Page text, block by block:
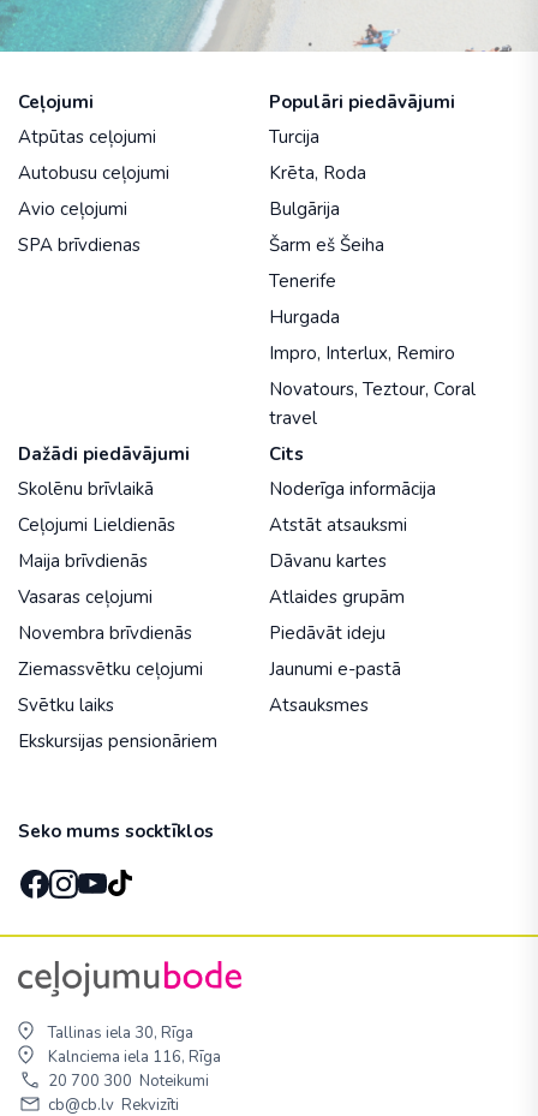
Ceļojumi
Atpūtas ceļojumi
Autobusu ceļojumi
Avio ceļojumi
SPA brīvdienas
Populāri piedāvājumi
Turcija
Krēta, Roda
Bulgārija
Šarm eš Šeiha
Tenerife
Hurgada
Impro, Interlux, Remiro
Novatours, Teztour, Coral
travel
Dažādi piedāvājumi
Skolēnu brīvlaikā
Ceļojumi Lieldienās
Maija brīvdienās
Vasaras ceļojumi
Novembra brīvdienās
Ziemassvētku ceļojumi
Svētku laiks
Ekskursijas pensionāriem
Cits
Noderīga informācija
Atstāt atsauksmi
Dāvanu kartes
Atlaides grupām
Piedāvāt ideju
Jaunumi e-pastā
Atsauksmes
Seko mums socktīklos
Tallinas iela 30, Rīga
Kalnciema iela 116, Rīga
20 700 300 Noteikumi
cb@cb.lv Rekvizīti